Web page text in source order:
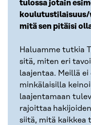
tulossa jotain
koulutustilaisuus/
mitä sen pitäisi
Haluamme tutkia
sitä, miten eri
laajentaa. Meillä
minkälaisilla
laajentamaan
rajoittaa
siitä, mitä kaikkea